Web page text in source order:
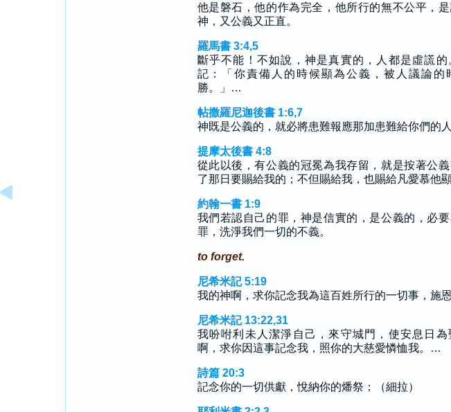
他是磐石，他的作為完全，他所行的無不公平，
神，又公義又正直。
羅馬書 3:4,5
斷乎不能！不如說，神是真實的，人都是虛謊的
記：「你責備人的時候顯為公義，被人議論的
勝。」…
帖撒羅尼迦後書 1:6,7
神既是公義的，就必將患難報應那加患難給你們的
提摩太後書 4:8
從此以後，有公義的冠冕為我存留，就是按著公義
了那日要賜給我的；不但賜給我，也賜給凡愛慕他顯
約翰一書 1:9
我們若認自己的罪，神是信實的，是公義的，必
罪，洗淨我們一切的不義。
to forget.
尼希米記 5:19
我的神啊，求你記念我為這百姓所行的一切事，施恩
尼希米記 13:22,31
我吩咐利未人潔淨自己，來守城門，使安息日為
啊，求你因這事記念我，照你的大慈愛憐恤我。…
詩篇 20:3
記念你的一切供獻，悅納你的燔祭；（細拉）